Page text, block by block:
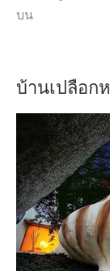
บน
บ้านเปลือก